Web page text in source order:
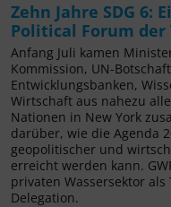
Zehn Jahre SDG 6:
Political Forum
Anfang Juli kamen
Kommission, UN-
Entwicklungsbanken,
Wirtschaft aus nahezu
Nationen in New York
darüber, wie die Agenda
geopolitischer und
erreicht werden kann.
privaten Wassersektor
Delegation.